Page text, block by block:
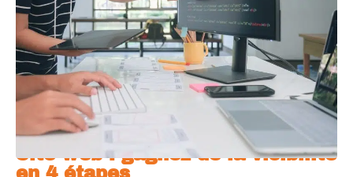
Site web : gagnez de la visibilité